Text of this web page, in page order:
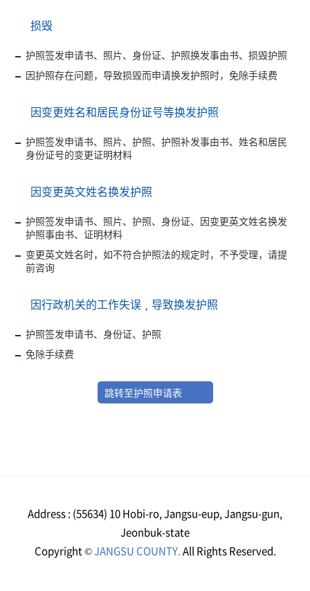
损毁
护照签发申请书、照片、身份证、护照换发事由书、损毁护照
因护照存在问题，导致损毁而申请换发护照时，免除手续费
因变更姓名和居民身份证号等换发护照
护照签发申请书、照片、护照、护照补发事由书、姓名和居民
身份证号的变更证明材料
因变更英文姓名换发护照
护照签发申请书、照片、护照、身份证、因变更英文姓名换发
护照事由书、证明材料
变更英文姓名时，如不符合护照法的规定时，不予受理，请提
前咨询
因行政机关的工作失误，导致换发护照
护照签发申请书、身份证、护照
免除手续费
跳转至护照申请表
Address : (55634) 10 Hobi-ro, Jangsu-eup, Jangsu-gun,
Jeonbuk-state
Copyright ©JANGSU COUNTY.All Rights Reserved.